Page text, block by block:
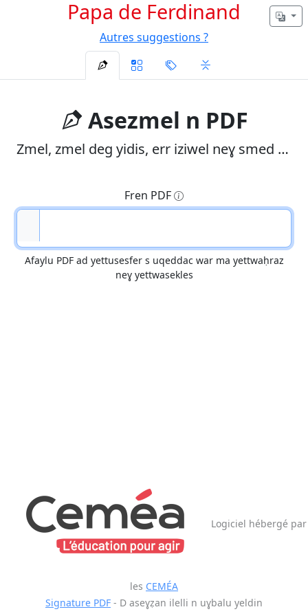
Papa de Ferdinand
Autres suggestions ?
Asezmel n PDF
Zmel, zmel deg yidis, err iziwel neɣ smed isemli
Fren PDF
Afaylu PDF ad yettusesfer s uqeddac war ma yettwaḥraz
neɣ yettwasekles
Logiciel hébergé par
les CEMÉA
Signature PDF - D aseɣẓan ilelli n uɣbalu yeldin